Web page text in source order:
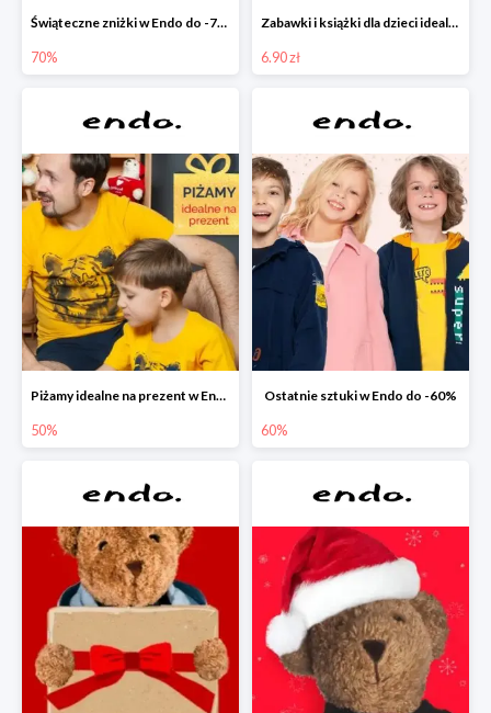
Świąteczne zniżki w Endo do -70%
70%
Zabawki i książki dla dzieci idealne na prezent w Endo od 6,90 zł
6.90 zł
Piżamy idealne na prezent w Endo do -50%
50%
Ostatnie sztuki w Endo do -60%
60%